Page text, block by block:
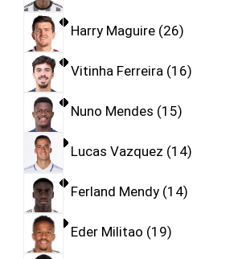
Harry Maguire 26
Vitinha Ferreira 16
Nuno Mendes 15
Lucas Vazquez 14
Ferland Mendy 14
Eder Militao 19